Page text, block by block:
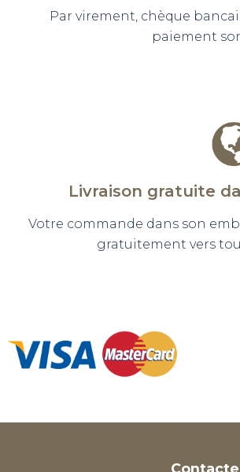
Par virement, chèque
paiement
Livraison gratuite
Votre commande dans son
gratuitement vers